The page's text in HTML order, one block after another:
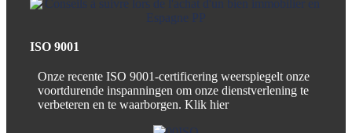
ISO 9001
Onze recente ISO 9001-certificering weerspiegelt onze
voortdurende inspanningen om onze dienstverlening te
verbeteren en te waarborgen. Klik hier